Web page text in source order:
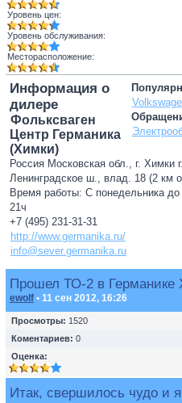
Уровень цен:
Уровень обслуживания:
Месторасположение:
Информация о
дилере
Фольксваген
Центр Германика
(Химки)
Россия Московская обл., г. Химки
Ленинградское ш., влад. 18 (2 км
Время работы: С понедельника до
21ч
+7 (495) 231-31-31
http://www.germanika.ru/
info@sever.germanika.ru
Прошел ТО-2 в Германике
ewolf • 11 сен 2012, 16:26
Просмотры: 1520
Коментариев: 0
Оценка:
Итак, свершилось чудо и